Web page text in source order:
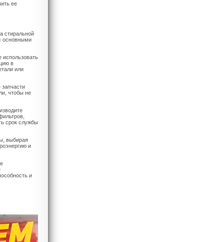
ее
стиральной
основными
использовать
в
или
чтобы не
срок службы
выбирая
и
и